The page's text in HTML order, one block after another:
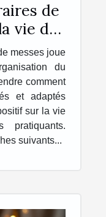
de
vie des
?messes joue
du
comment
et adaptés
sur la vie
suivants...